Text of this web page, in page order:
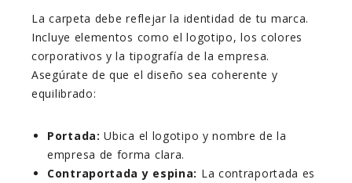
La carpeta debe reflejar la identidad de tu marca.
Incluye elementos como el logotipo, los colores
corporativos y la tipografía de la empresa.
Asegúrate de que el diseño sea coherente y
equilibrado:
Portada: Ubica el logotipo y nombre de la
empresa de forma clara.
Contraportada y espina: La contraportada es